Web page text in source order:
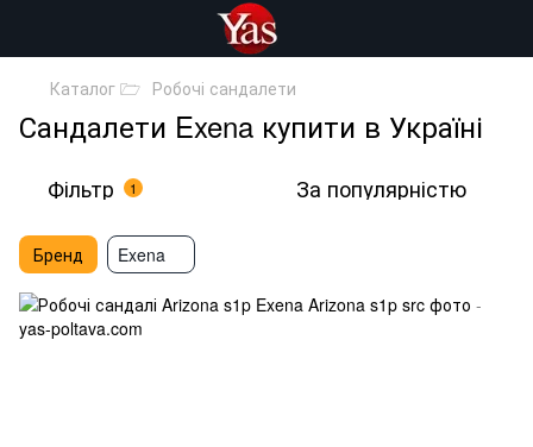
Каталог 🗁 Робочі сандалети
Сандалети Exena купити в Україні
Фільтр 1 За популярністю
Бренд Exena